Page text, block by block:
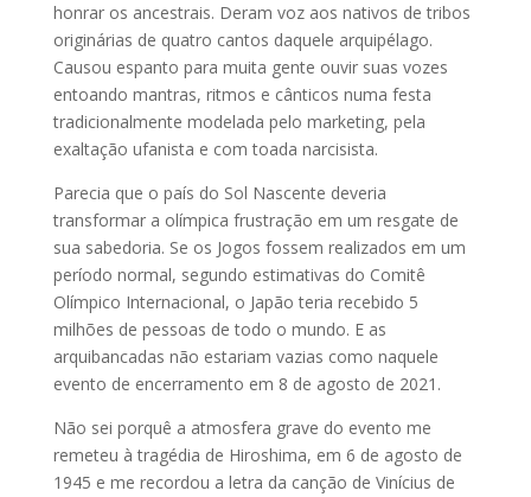
honrar os ancestrais. Deram voz aos nativos de tribos
originárias de quatro cantos daquele arquipélago.
Causou espanto para muita gente ouvir suas vozes
entoando mantras, ritmos e cânticos numa festa
tradicionalmente modelada pelo marketing, pela
exaltação ufanista e com toada narcisista.
Parecia que o país do Sol Nascente deveria
transformar a olímpica frustração em um resgate de
sua sabedoria. Se os Jogos fossem realizados em um
período normal, segundo estimativas do Comitê
Olímpico Internacional, o Japão teria recebido 5
milhões de pessoas de todo o mundo. E as
arquibancadas não estariam vazias como naquele
evento de encerramento em 8 de agosto de 2021.
Não sei porquê a atmosfera grave do evento me
remeteu à tragédia de Hiroshima, em 6 de agosto de
1945 e me recordou a letra da canção de Vinícius de